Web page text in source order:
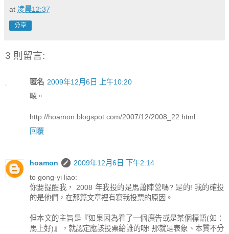
at 凌晨12:37
分享
3 則留言:
匿名 2009年12月6日 上午10:20
嗯。
http://hoamon.blogspot.com/2007/12/2008_22.html
回覆
hoamon
2009年12月6日 下午2:14
to gong-yi liao:
你要提醒我， 2008 年我投的是馬蕭陣營嗎? 是的! 我的確投
的是他們，在那篇文章裡有寫我投票的原因。
但本文的主旨是『如果因為看了一個廣告或是某個標語(如：
馬上好)』，就認定應該投票給誰的呀! 那就是表象、本質不分